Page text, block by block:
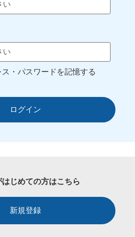
ス・パスワードを記憶する
ログイン
はじめての方はこちら
新規登録